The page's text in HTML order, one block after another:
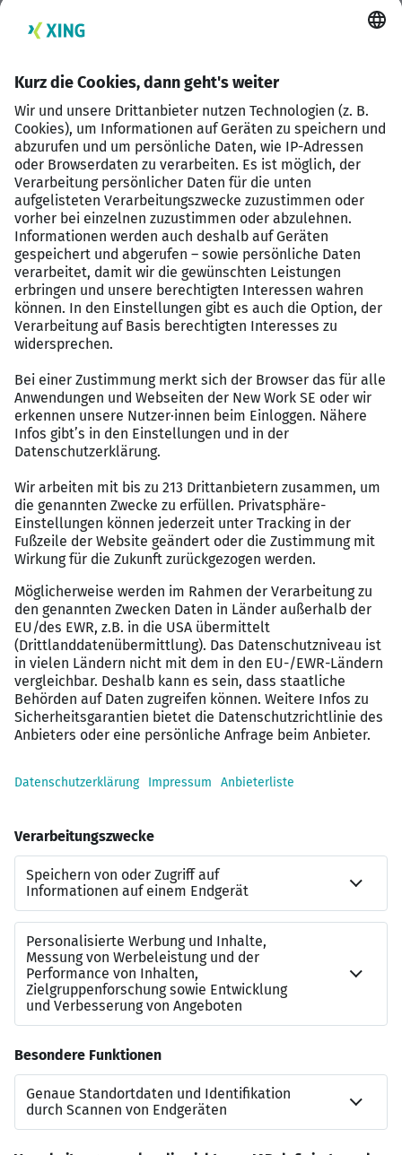
Nachhaltige Finanzlösungen erarbeiten
Dein Profil
Kaufmännische Ausbildung
Erste Vertriebserfahrungen
Menschen begeistern können
Wir bieten
Praxiserprobtes Trainingsprogramm zum Start
Finanzielle Unterstützung in der Startphase
Schnelle Übernahme eines gewachsenen
Kundenstammes
Attraktives Provisionsmodell
Aus- und Weiterbildung
Flexible Arbeitsgestaltung
Großer Kundenstamm
Top IT-Ausstattung
Zusammenarbeit mit den Partnerbanken
Kontakt
Michael Heidemanns
01522/ 2683477
michael.heidemanns@schwaebisch-hall.de
Meine Website